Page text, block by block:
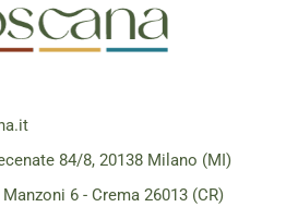
84/8, 20138 Milano (MI)
6 - Crema 26013 (CR)